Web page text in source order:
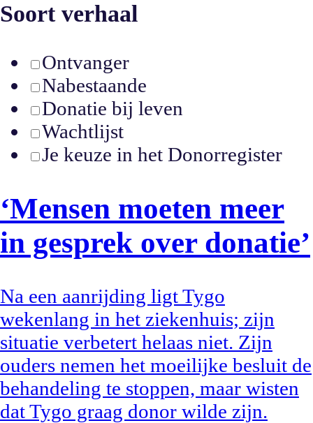
Soort verhaal
Ontvanger
Nabestaande
Donatie bij leven
Wachtlijst
Je keuze in het Donorregister
‘Mensen moeten meer
in gesprek over donatie’
Na een aanrijding ligt Tygo
wekenlang in het ziekenhuis; zijn
situatie verbetert helaas niet. Zijn
ouders nemen het moeilijke besluit de
behandeling te stoppen, maar wisten
dat Tygo graag donor wilde zijn.